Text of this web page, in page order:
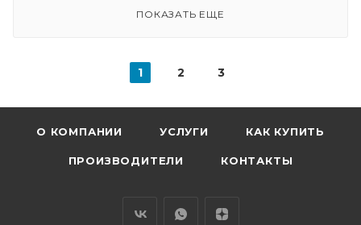
ПОКАЗАТЬ ЕЩЕ
1 2 3
О КОМПАНИИ УСЛУГИ КАК КУПИТЬ
ПРОИЗВОДИТЕЛИ КОНТАКТЫ